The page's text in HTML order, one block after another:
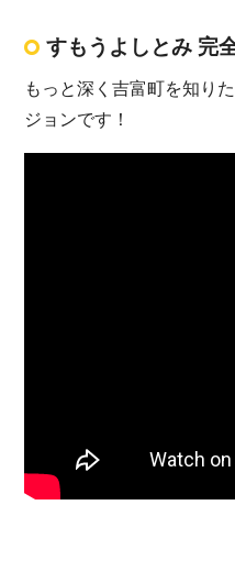
すもうよしとみ 完
もっと深く吉富町を知り
ジョンです！